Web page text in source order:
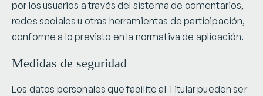
por los usuarios a través del sistema de comentarios,
redes sociales u otras herramientas de participación,
conforme a lo previsto en la normativa de aplicación.
Medidas de seguridad
Los datos personales que facilite al Titular pueden ser